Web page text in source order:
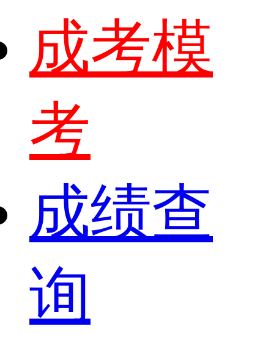
成考模
考
成绩查
询